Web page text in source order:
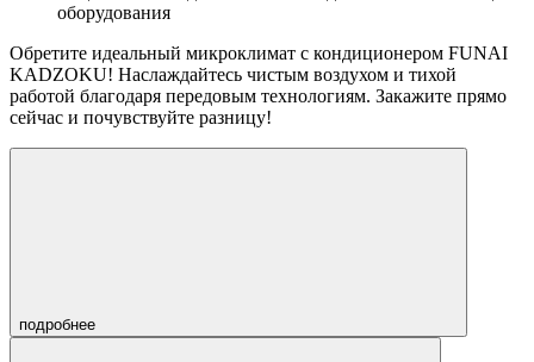
оборудования
Обретите идеальный микроклимат с кондиционером FUNAI
KADZOKU! Наслаждайтесь чистым воздухом и тихой
работой благодаря передовым технологиям. Закажите прямо
сейчас и почувствуйте разницу!
подробнее